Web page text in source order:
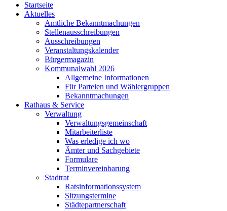
Startseite
Aktuelles
Amtliche Bekanntmachungen
Stellenausschreibungen
Ausschreibungen
Veranstaltungskalender
Bürgermagazin
Kommunalwahl 2026
Allgemeine Informationen
Für Parteien und Wählergruppen
Bekanntmachungen
Rathaus & Service
Verwaltung
Verwaltungsgemeinschaft
Mitarbeiterliste
Was erledige ich wo
Ämter und Sachgebiete
Formulare
Terminvereinbarung
Stadtrat
Ratsinformationssystem
Sitzungstermine
Städtepartnerschaft